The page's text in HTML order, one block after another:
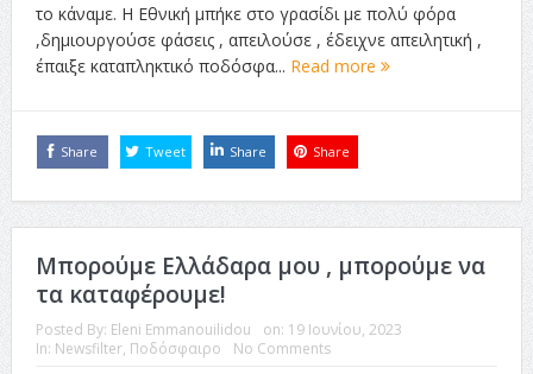
το κάναμε. Η Εθνική μπήκε στο γρασίδι με πολύ φόρα
,δημιουργούσε φάσεις , απειλούσε , έδειχνε απειλητική ,
έπαιξε καταπληκτικό ποδόσφα... Read more
Share Tweet Share Share
Μπορούμε Ελλάδαρα μου , μπορούμε να
τα καταφέρουμε!
Posted By: Eleni Emmanouilidou on: 19 Ιουνίου, 2023
In: Newsfilter, Ποδόσφαιρο No Comments